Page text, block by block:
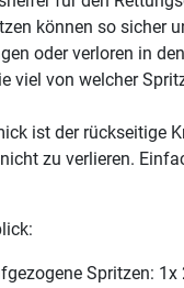
können so sicher
oder verloren in
viel von welcher
ist der rückseitige
zu verlieren.
Spritzen: